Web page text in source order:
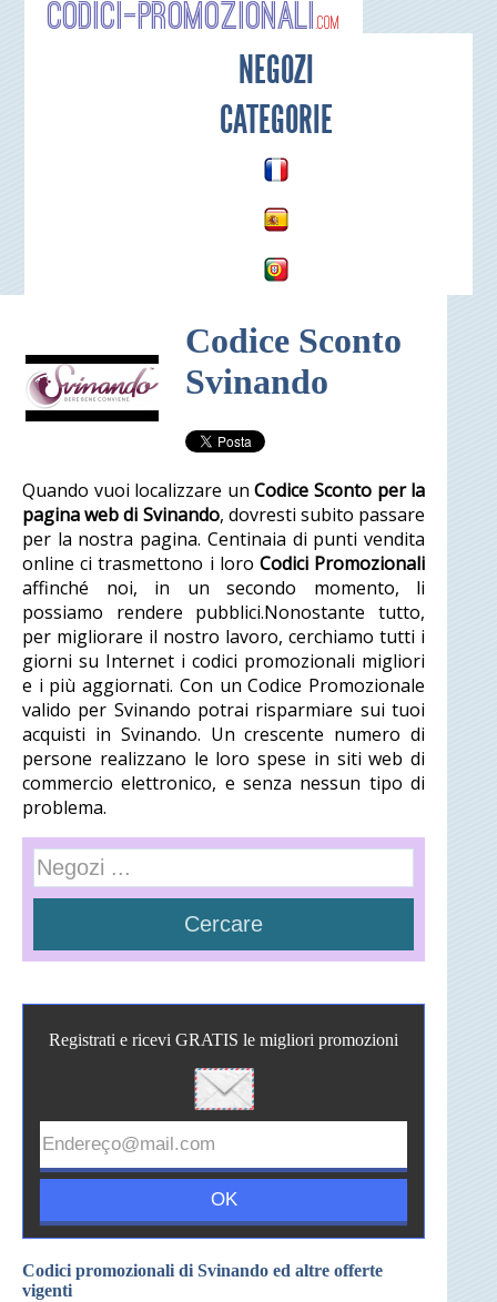
Codici-
NEGOZI
CATEGORIE
Codice Sconto
Svinando
Quando vuoi localizzare unCodice Sconto per la
pagina web di Svinando, dovresti subito passare
per la nostra pagina. Centinaia di punti vendita
online ci trasmettono i loro Codici Promozionali
affinché noi, in un secondo momento, li
possiamo rendere pubblici.Nonostante tutto,
per migliorare il nostro lavoro, cerchiamo tutti i
giorni su Internet i codici promozionali migliori
e i più aggiornati. Con un Codice Promozionale
valido per Svinando potrai risparmiare sui tuoi
acquisti in Svinando. Un crescente numero di
persone realizzano le loro spese in siti web di
commercio elettronico, e senza nessun tipo di
problema.
Registrati e ricevi GRATIS le migliori promozioni
Codici promozionali di Svinando ed altre offerte
vigenti